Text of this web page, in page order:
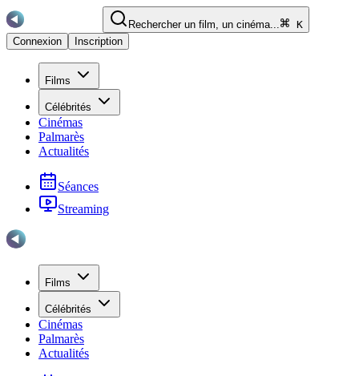
Rechercher un film, un cinéma...
K
Connexion
Inscription
Films
Célébrités
Cinémas
Palmarès
Actualités
Séances
Streaming
Films
Célébrités
Cinémas
Palmarès
Actualités